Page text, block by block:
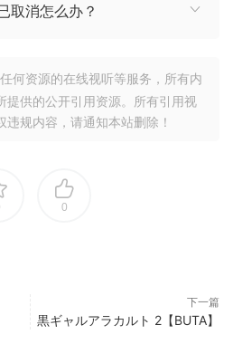
取消怎么办？
何资源的在线视听等服务，所有内
提供的公开引用资源。所有引用视
规内容，请通知本站删除！
0
下一篇
黒ギャルアラカルト 2【BUTA】